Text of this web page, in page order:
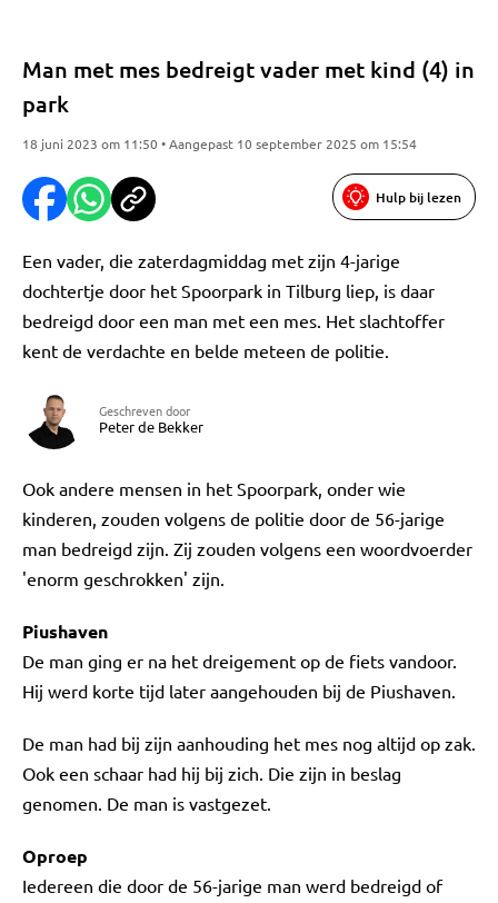
Man met mes bedreigt vader met kind (4) in
park
18 juni 2023 om 11:50 • Aangepast 10 september 2025 om 15:54
Hulp bij lezen
Een vader, die zaterdagmiddag met zijn 4-jarige
dochtertje door het Spoorpark in Tilburg liep, is daar
bedreigd door een man met een mes. Het slachtoffer
kent de verdachte en belde meteen de politie.
Geschreven door
Peter de Bekker
Ook andere mensen in het Spoorpark, onder wie
kinderen, zouden volgens de politie door de 56-jarige
man bedreigd zijn. Zij zouden volgens een woordvoerder
'enorm geschrokken' zijn.
Piushaven
De man ging er na het dreigement op de fiets vandoor.
Hij werd korte tijd later aangehouden bij de Piushaven.
De man had bij zijn aanhouding het mes nog altijd op zak.
Ook een schaar had hij bij zich. Die zijn in beslag
genomen. De man is vastgezet.
Oproep
Iedereen die door de 56-jarige man werd bedreigd of